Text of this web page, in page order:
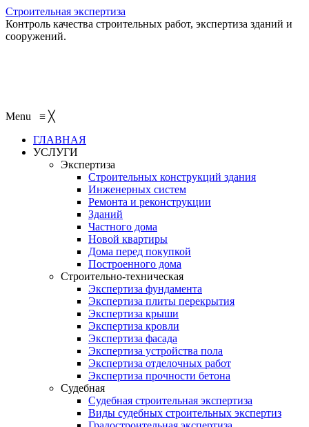
Строительная экспертиза
Контроль качества строительных работ, экспертиза зданий и
сооружений.
Menu ≡ ╳
ГЛАВНАЯ
УСЛУГИ
Экспертиза
Строительных конструкций здания
Инженерных систем
Ремонта и реконструкции
Зданий
Частного дома
Новой квартиры
Дома перед покупкой
Построенного дома
Строительно-техническая
Экспертиза фундамента
Экспертиза плиты перекрытия
Экспертиза крыши
Экспертиза кровли
Экспертиза фасада
Экспертиза устройства пола
Экспертиза отделочных работ
Экспертиза прочности бетона
Судебная
Судебная строительная экспертиза
Виды судебных строительных экспертиз